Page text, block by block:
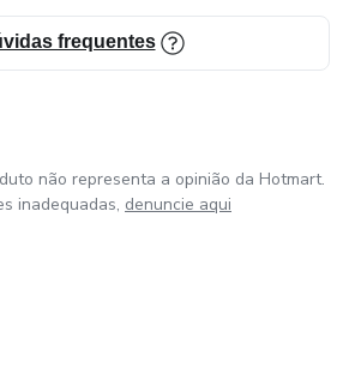
frequentes
não representa a opinião da Hotmart.
inadequadas, denuncie aqui